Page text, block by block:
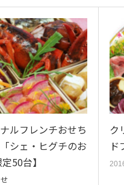
ルフレンチおせち
シェ・ヒグチのお
50台】
ク
ド